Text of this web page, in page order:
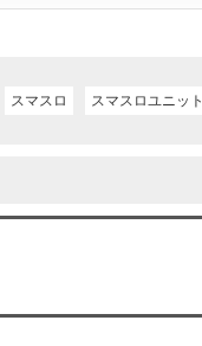
スマスロ スマスロユニット